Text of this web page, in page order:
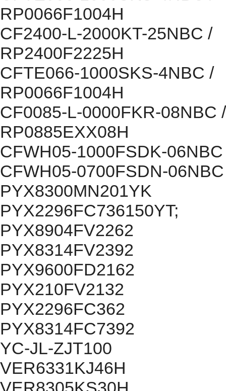
RP0066F1004H
CF2400-L-2000KT-25NBC /
RP2400F2225H
CFTE066-1000SKS-4NBC /
RP0066F1004H
CF0085-L-0000FKR-08NBC /
RP0885EXX08H
CFWH05-1000FSDK-06NBC
CFWH05-0700FSDN-06NBC
PYX8300MN201YK
PYX2296FC736150YT;
PYX8904FV2262
PYX8314FV2392
PYX9600FD2162
PYX210FV2132
PYX2296FC362
PYX8314FC7392
YC-JL-ZJT100
VER6331KJ46H